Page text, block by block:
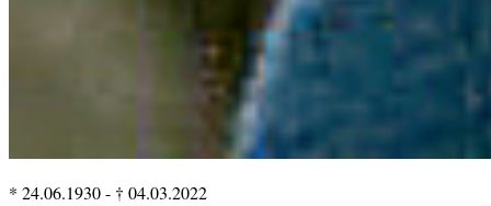
* 24.06.1930- † 04.03.2022